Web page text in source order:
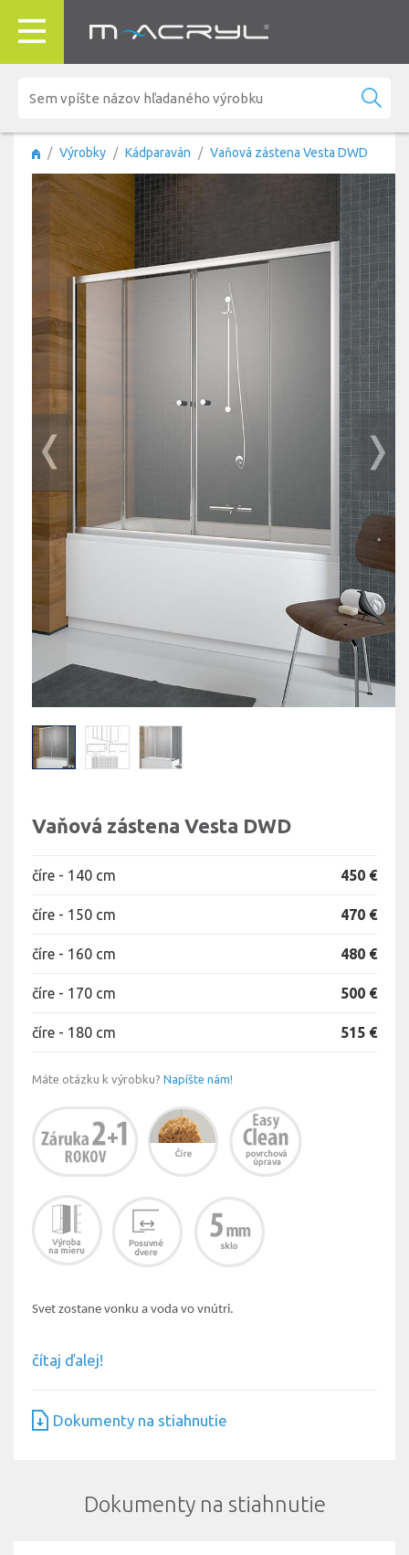
Výrobky Kádparaván Vaňová zástena Vesta DWD
Vaňová zástena Vesta DWD
číre - 140 cm 450 €
číre - 150 cm 470 €
číre - 160 cm 480 €
číre - 170 cm 500 €
číre - 180 cm 515 €
Máte otázku k výrobku? Napíšte nám!
Svet zostane vonku a voda vo vnútri.
čítaj ďalej!
Dokumenty na stiahnutie
Dokumenty na stiahnutie